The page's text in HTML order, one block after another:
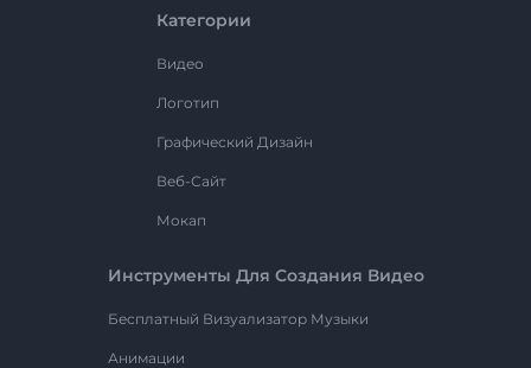
Категории
Видео
Логотип
Графический Дизайн
Веб-Сайт
Мокап
Инструменты Для Создания Видео
Бесплатный Визуализатор Музыки
Анимации